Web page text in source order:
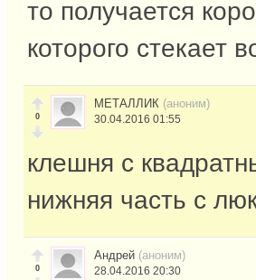
то получается
которого стекает
0
МЕТАЛЛИК (аноним)
30.04.2016 01:55
клешня с
нижняя часть с
0
Андрей (аноним)
28.04.2016 20:30